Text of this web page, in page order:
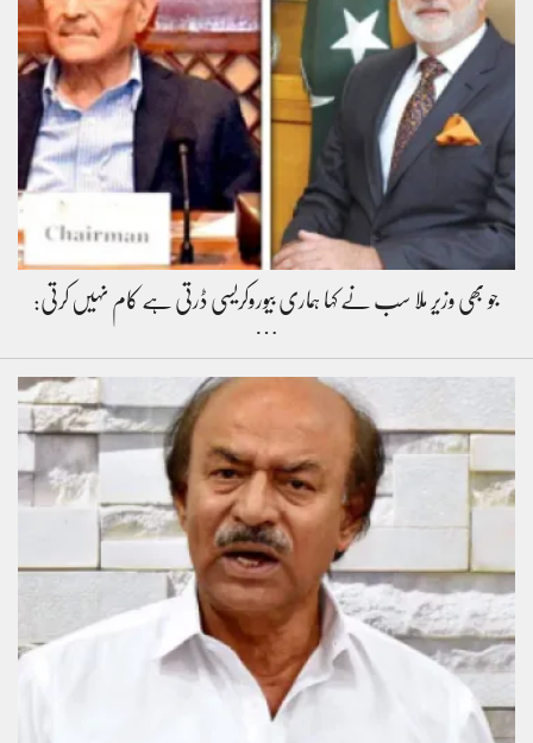
جو بھی وزیر ملا سب نے کہا ہماری بیوروکریسی ڈرتی ہے کام نہیں کرتی: